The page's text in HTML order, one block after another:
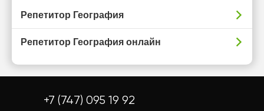
Репетитор География
Репетитор География онлайн
+7 (747) 095 19 92